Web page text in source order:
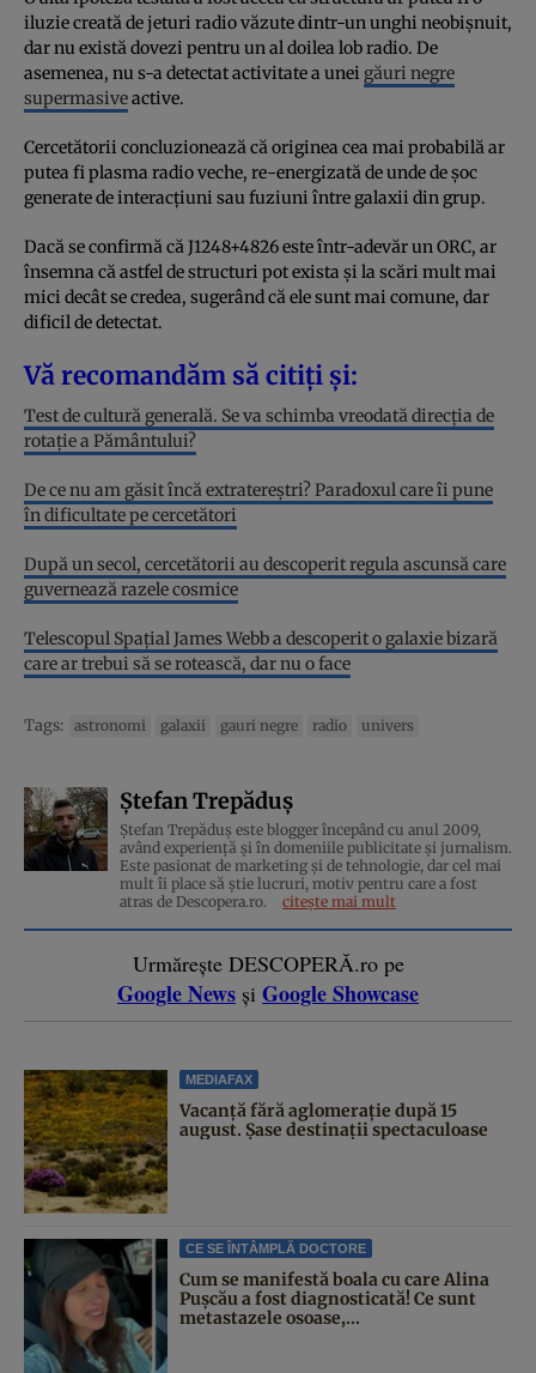
iluzie creată de jeturi radio văzute dintr-un unghi neobișnuit,
dar nu există dovezi pentru un al doilea lob radio. De
asemenea, nu s-a detectat activitate a unei găuri negre
supermasiveactive.
Cercetătorii concluzionează că originea cea mai probabilă ar
putea fi plasma radio veche, re-energizată de unde de șoc
generate de interacțiuni sau fuziuni între galaxii din grup.
Dacă se confirmă că J1248+4826 este într-adevăr un ORC, ar
însemna că astfel de structuri pot exista și la scări mult mai
mici decât se credea, sugerând că ele sunt mai comune, dar
dificil de detectat.
Vă recomandăm să citiți și:
Test de cultură generală. Se va schimba vreodată direcția de
rotație a Pământului?
De ce nu am găsit încă extratereștri? Paradoxul care îi pune
în dificultate pe cercetători
După un secol, cercetătorii au descoperit regula ascunsă care
guvernează razele cosmice
Telescopul Spațial James Webb a descoperit o galaxie bizară
care ar trebui să se rotească, dar nu o face
Tags: astronomi galaxii gauri negre radio univers
Ștefan Trepăduș
Ștefan Trepăduș este blogger începând cu anul 2009,
având experiență și în domeniile publicitate și jurnalism.
Este pasionat de marketing și de tehnologie, dar cel mai
mult îi place să știe lucruri, motiv pentru care a fost
atras de Descopera.ro.
citește mai mult
Urmărește DESCOPERĂ.ro pe
Google News și Google Showcase
MEDIAFAX
Vacanță fără aglomerație după 15
august. Șase destinații spectaculoase
CE SE ÎNTÂMPLĂ DOCTORE
Cum se manifestă boala cu care Alina
Pușcău a fost diagnosticată! Ce sunt
metastazele osoase,...